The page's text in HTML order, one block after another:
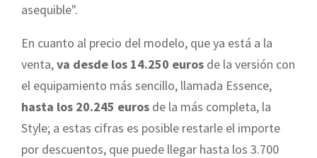
asequible".
En cuanto al precio del modelo, que ya está a la
venta,va desde los 14.250 euros de la versión con
el equipamiento más sencillo, llamada Essence,
hasta los 20.245 euros de la más completa, la
Style; a estas cifras es posible restarle el importe
por descuentos, que puede llegar hasta los 3.700